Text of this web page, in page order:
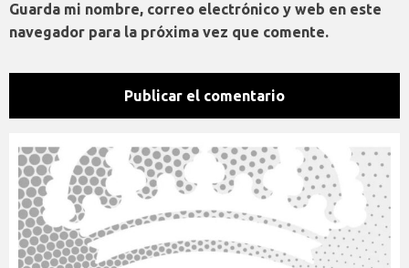
Guarda mi nombre, correo electrónico y web en este
navegador para la próxima vez que comente.